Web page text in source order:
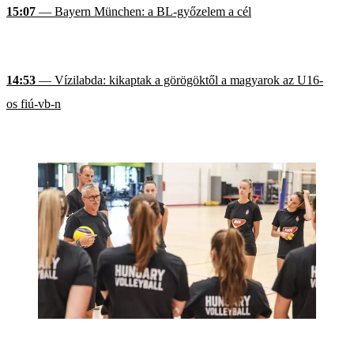
15:07 — Bayern München: a BL-győzelem a cél
14:53 — Vízilabda: kikaptak a görögöktől a magyarok az U16-
os fiú-vb-n